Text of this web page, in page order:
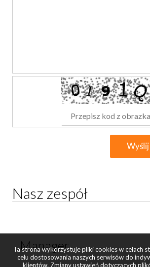
Nasz zespół
Manager
Ta strona wykorzystuje pliki cookies w celach
celu dostosowania naszych serwisów do
klientów. Zmiany ustawień dotyczących